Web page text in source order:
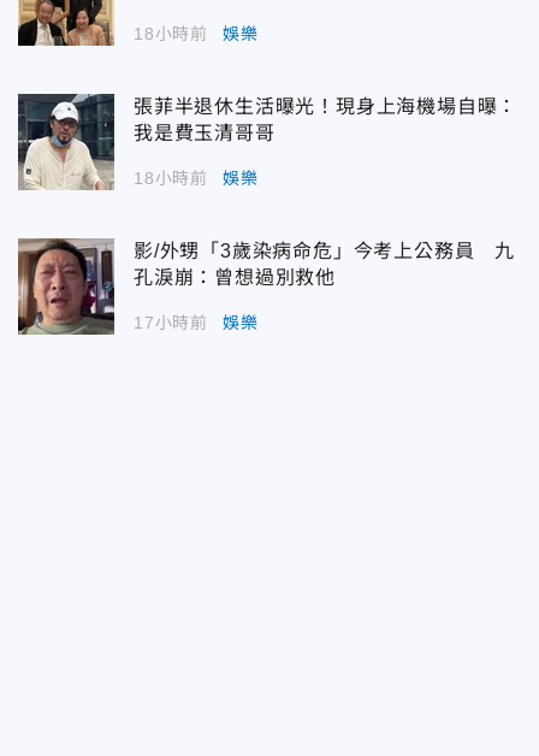
18小時前 娛樂
張菲半退休生活曝光！現身上海機場自曝：
我是費玉清哥哥
18小時前 娛樂
影/外甥「3歲染病命危」今考上公務員 九
孔淚崩：曾想過別救他
17小時前 娛樂